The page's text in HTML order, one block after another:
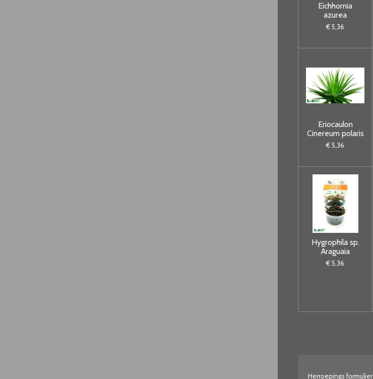
Eichhornia
azurea
€ 5,36
Eriocaulon
Cinereum polaris
€ 5,36
Hygrophila sp.
Araguaia
€ 5,36
Herroepings formulier